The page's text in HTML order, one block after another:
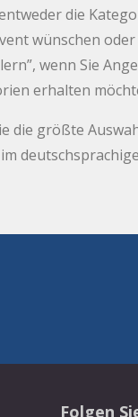
die
wünschen oder
wenn Sie
erhalten
die größte
Folgen